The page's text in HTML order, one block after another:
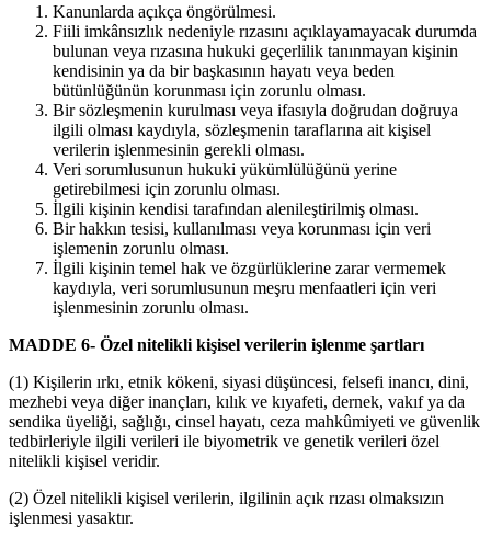
Kanunlarda açıkça öngörülmesi.
Fiili imkânsızlık nedeniyle rızasını açıklayamayacak durumda
bulunan veya rızasına hukuki geçerlilik tanınmayan kişinin
kendisinin ya da bir başkasının hayatı veya beden
bütünlüğünün korunması için zorunlu olması.
Bir sözleşmenin kurulması veya ifasıyla doğrudan doğruya
ilgili olması kaydıyla, sözleşmenin taraflarına ait kişisel
verilerin işlenmesinin gerekli olması.
Veri sorumlusunun hukuki yükümlülüğünü yerine
getirebilmesi için zorunlu olması.
İlgili kişinin kendisi tarafından alenileştirilmiş olması.
Bir hakkın tesisi, kullanılması veya korunması için veri
işlemenin zorunlu olması.
İlgili kişinin temel hak ve özgürlüklerine zarar vermemek
kaydıyla, veri sorumlusunun meşru menfaatleri için veri
işlenmesinin zorunlu olması.
MADDE 6- Özel nitelikli kişisel verilerin işlenme şartları
(1) Kişilerin ırkı, etnik kökeni, siyasi düşüncesi, felsefi inancı, dini,
mezhebi veya diğer inançları, kılık ve kıyafeti, dernek, vakıf ya da
sendika üyeliği, sağlığı, cinsel hayatı, ceza mahkûmiyeti ve güvenlik
tedbirleriyle ilgili verileri ile biyometrik ve genetik verileri özel
nitelikli kişisel veridir.
(2) Özel nitelikli kişisel verilerin, ilgilinin açık rızası olmaksızın
işlenmesi yasaktır.